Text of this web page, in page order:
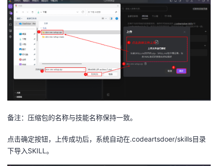
备注：压缩包的名称与技能名称保持一致。
点击确定按钮，上传成功后，系统自动在.codeartsdoer/skills目录
下导入SKILL。